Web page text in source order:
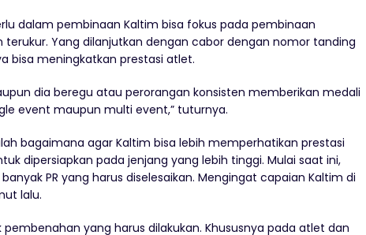
dalam pembinaan Kaltim bisa fokus pada pembinaan
terukur. Yang dilanjutkan dengan cabor dengan nomor tanding
bisa meningkatkan prestasi atlet.
dia beregu atau perorangan konsisten memberikan medali
event maupun multi event,” tuturnya.
bagaimana agar Kaltim bisa lebih memperhatikan prestasi
dipersiapkan pada jenjang yang lebih tinggi. Mulai saat ini,
PR yang harus diselesaikan. Mengingat capaian Kaltim di
lalu.
yang harus dilakukan. Khususnya pada atlet dan